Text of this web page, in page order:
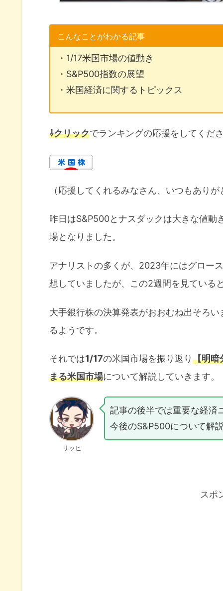
こんなことがわかる記事
・1/17米国市場の値動き
・S&P500指数の展望
・米国経済に関するトピックス
⇩クリックでランキングの応援をしてくだ
（応援してくれるみなさん、いつもあり
昨日はS&P500とナスダックは大きな値動
場となりました。
アナリストの多くが、2023年にはグロー
想していましたが、この2週間を見ている
大手銀行株の決算発表がおおむね出そろ
るようです。
それでは1/17の米国市場を振り返り【明暗
まる米国市場について解説していきます。
リッヒ
記事の後半では重要な経済
今後のS&P500について解
スポ